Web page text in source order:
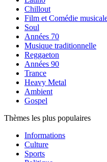
Chillout
Film et Comédie
Soul
Années 70
Musique traditionnelle
Reggaeton
Années 90
Trance
Heavy Metal
Ambient
Gospel
Thèmes les plus populaires
Informations
Culture
Sports